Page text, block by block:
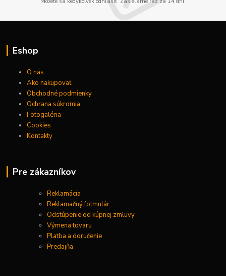
Eshop
O nás
Ako nakupovať
Obchodné podmienky
Ochrana súkromia
Fotogaléria
Cookies
Kontakty
Pre zákazníkov
Reklamácia
Reklamačný folmulár
Odstúpenie od kúpnej zmluvy
Výmena tovaru
Platba a doručenie
Predajňa